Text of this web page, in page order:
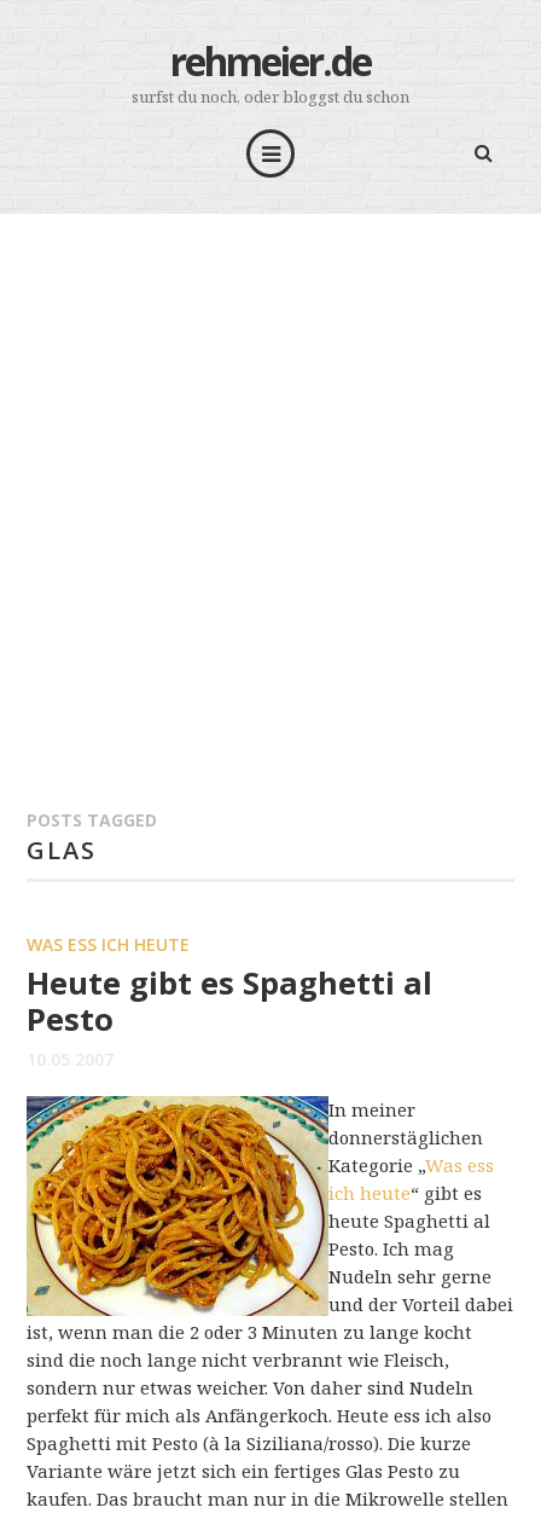
rehmeier.de
surfst du noch, oder bloggst du schon
POSTS TAGGED
GLAS
WAS ESS ICH HEUTE
Heute gibt es Spaghetti al
Pesto
10.05.2007
In meiner
donnerstäglichen
Kategorie „Was ess
ich heute“ gibt es
heute Spaghetti al
Pesto. Ich mag
Nudeln sehr gerne
und der Vorteil dabei
ist, wenn man die 2 oder 3 Minuten zu lange kocht
sind die noch lange nicht verbrannt wie Fleisch,
sondern nur etwas weicher. Von daher sind Nudeln
perfekt für mich als Anfängerkoch. Heute ess ich also
Spaghetti mit Pesto (à la Siziliana/rosso). Die kurze
Variante wäre jetzt sich ein fertiges Glas Pesto zu
kaufen. Das braucht man nur in die Mikrowelle stellen